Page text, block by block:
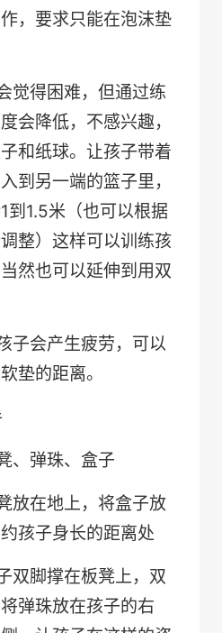
，要求只能在泡沫垫
觉得困难，但通过练
会降低，不感兴趣，
和纸球。让孩子带着
到另一端的篮子里，
1到 1.5米（也可以根据
整）这样可以训练孩
然也可以延伸到用双
子会产生疲劳，可以
垫的距离。
、弹珠、盒子
放在地上，将盒子放
孩子身长的距离处
双脚撑在板凳上，双
弹珠放在孩子的右